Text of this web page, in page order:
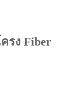
รง Fiber